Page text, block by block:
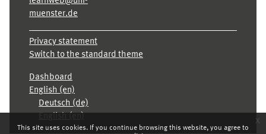
This site uses cookies. If you continue browsing this website, you agree to
x
muenster.de
Privacy statement
Switch to the standard theme
Dashboard
English ‎(en)‎
Deutsch ‎(de)‎